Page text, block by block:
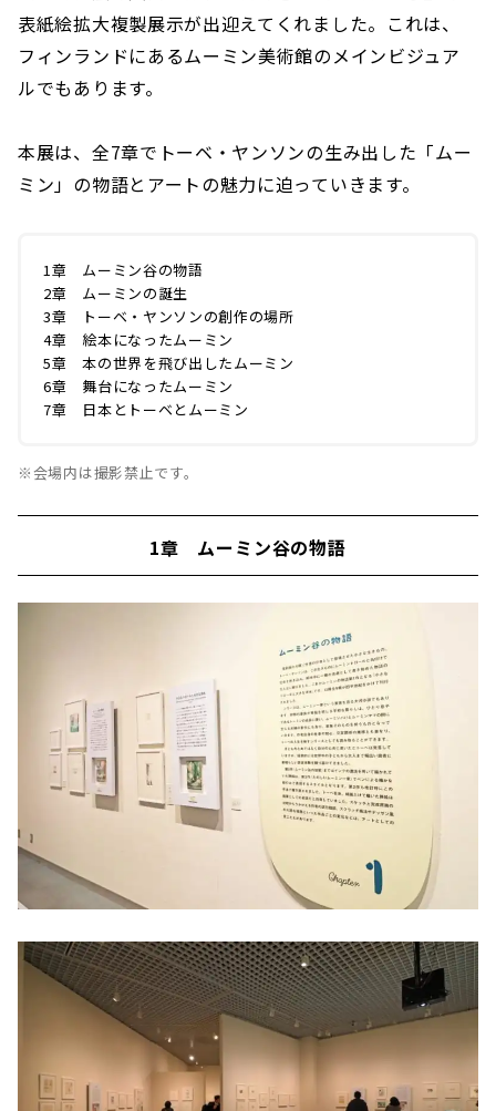
表紙絵拡大複製展示が出迎えてくれました。これは、
フィンランドにあるムーミン美術館のメインビジュア
ルでもあります。
本展は、全7章でトーベ・ヤンソンの生み出した「ムー
ミン」の物語とアートの魅力に迫っていきます。
1章 ムーミン谷の物語
2章 ムーミンの誕生
3章 トーベ・ヤンソンの創作の場所
4章 絵本になったムーミン
5章 本の世界を飛び出したムーミン
6章 舞台になったムーミン
7章 日本とトーベとムーミン
※会場内は撮影禁止です。
1章 ムーミン谷の物語